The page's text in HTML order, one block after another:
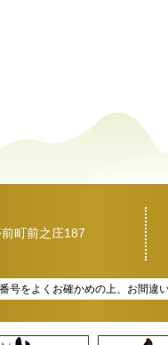
町前之庄187
号をよくお確かめの上、お間違